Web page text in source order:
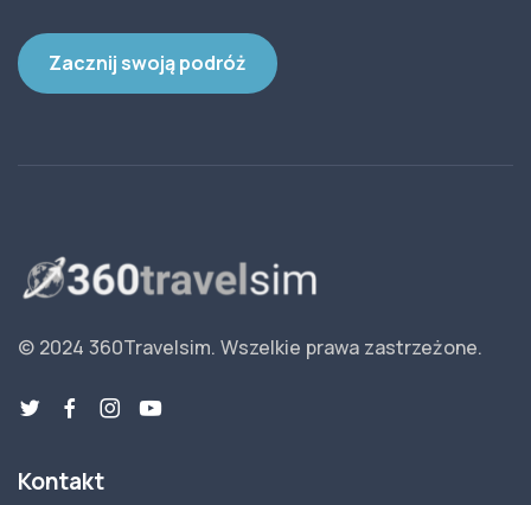
Zacznij swoją podróż
© 2024 360Travelsim. Wszelkie prawa zastrzeżone.
Kontakt